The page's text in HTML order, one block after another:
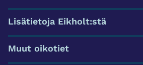
Lisätietoja Eikholt:stä
Muut oikotiet